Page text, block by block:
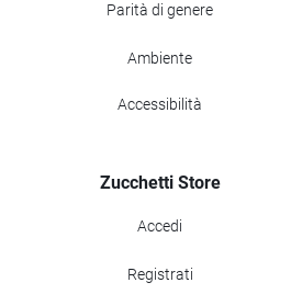
Parità di genere
Ambiente
Accessibilità
Zucchetti Store
Accedi
Registrati